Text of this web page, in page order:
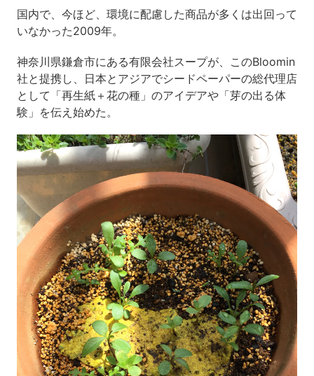
国内で、今ほど、環境に配慮した商品が多くは出回って
いなかった2009年。
神奈川県鎌倉市にある有限会社スープが、このBloomin
社と提携し、日本とアジアでシードペーパーの総代理店
として「再生紙＋花の種」のアイデアや「芽の出る体
験」を伝え始めた。